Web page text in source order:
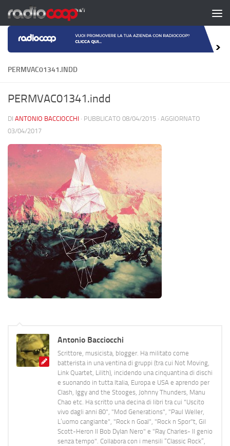
Salta al contenuto
PERMVAC01341.INDD
PERMVAC01341.indd
DI ANTONIO BACCIOCCHI · PUBBLICATO 08/04/2015 · AGGIORNATO
03/04/2017
Antonio Bacciocchi
Scrittore, musicista, blogger. Ha militato come
batterista in una ventina di gruppi (tra cui Not Moving,
Link Quartet, Lilith), incidendo una cinquantina di dischi
e suonando in tutta Italia, Europa e USA e aprendo per
Clash, Iggy and the Stooges, Johnny Thunders, Manu
Chao etc. Ha scritto una decina di libri tra cui "Uscito
vivo dagli anni 80", "Mod Generations", "Paul Weller,
L’uomo cangiante", "Rock n Goal", "Rock n Spor"t, Gil
Scott-Heron Il Bob Dylan Nero" e "Ray Charles- Il genio
senza tempo". Collabora con i mensili “Classic Rock”,